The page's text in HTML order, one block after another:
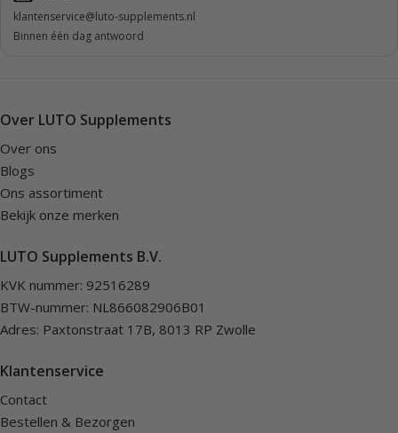
klantenservice@luto-supplements.nl
Binnen één dag antwoord
Over LUTO Supplements
Over ons
Blogs
Ons assortiment
Bekijk onze merken
LUTO Supplements B.V.
KVK nummer: 92516289
BTW-nummer: NL866082906B01
Adres: Paxtonstraat 17B, 8013 RP Zwolle
Klantenservice
Contact
Bestellen & Bezorgen